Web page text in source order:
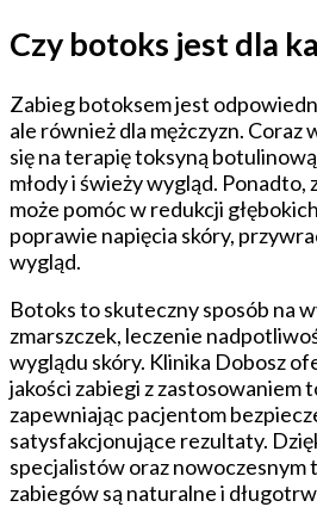
Czy botoks jest dla
Zabieg botoksem jest
ale również dla mężczyzn. Coraz
się na terapię toksyną
młody i świeży wygląd. Ponadto,
może pomóc w redukcji
poprawie napięcia skóry,
wygląd.
Botoks to skuteczny sposób na
zmarszczek, leczenie
wyglądu skóry. Klinika Dobosz
jakości zabiegi z zastosowaniem
zapewniając pacjentom
satysfakcjonujące rezultaty.
specjalistów oraz
zabiegów są naturalne i